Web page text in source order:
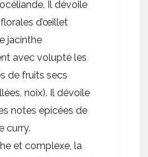
Il dévoile
d’œillet
jacinthe
avec volupté les
de fruits secs
noix). Il dévoile
notes épicées de
curry.
et complexe, la